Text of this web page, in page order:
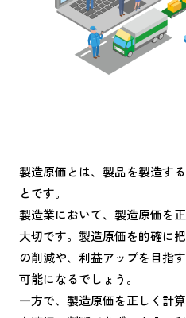
製造原価とは、製品を製造す
とです。
製造業において、製造原価を
大切です。製造原価を的確に
の削減や、利益アップを目指
可能になるでしょう。
一方で、製造原価を正しく計